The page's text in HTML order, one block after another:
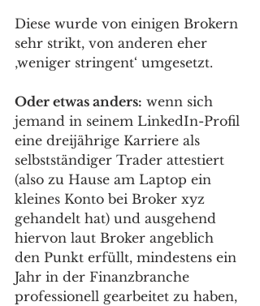
Diese wurde von einigen Brokern
sehr strikt, von anderen eher
‚weniger stringent‘ umgesetzt.
Oder etwas anders: wenn sich
jemand in seinem LinkedIn-Profil
eine dreijährige Karriere als
selbstständiger Trader attestiert
(also zu Hause am Laptop ein
kleines Konto bei Broker xyz
gehandelt hat) und ausgehend
hiervon laut Broker angeblich
den Punkt erfüllt, mindestens ein
Jahr in der Finanzbranche
professionell gearbeitet zu haben,